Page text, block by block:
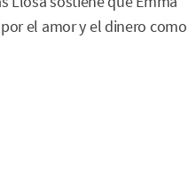
el amor y el dinero como